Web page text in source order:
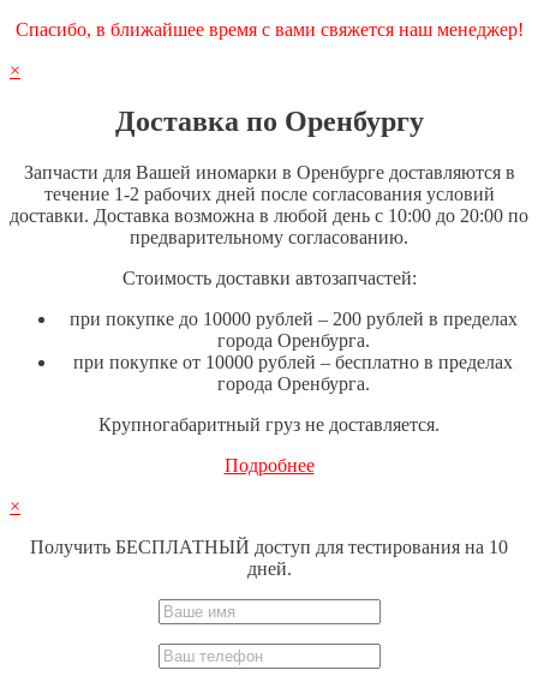
Спасибо, в ближайшее время с вами свяжется наш менеджер!
×
Доставка по Оренбургу
Запчасти для Вашей иномарки в Оренбурге доставляются в
течение 1-2 рабочих дней после согласования условий
доставки. Доставка возможна в любой день с 10:00 до 20:00 по
предварительному согласованию.
Стоимость доставки автозапчастей:
при покупке до 10000 рублей – 200 рублей в пределах
города Оренбурга.
при покупке от 10000 рублей – бесплатно в пределах
города Оренбурга.
Крупногабаритный груз не доставляется.
Подробнее
×
Получить БЕСПЛАТНЫЙ доступ для тестирования на 10
дней.